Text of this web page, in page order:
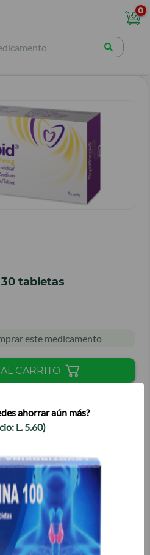
0
tabletas
este medicamento
CARRITO
ahorrar aún más?
L. 5.60)